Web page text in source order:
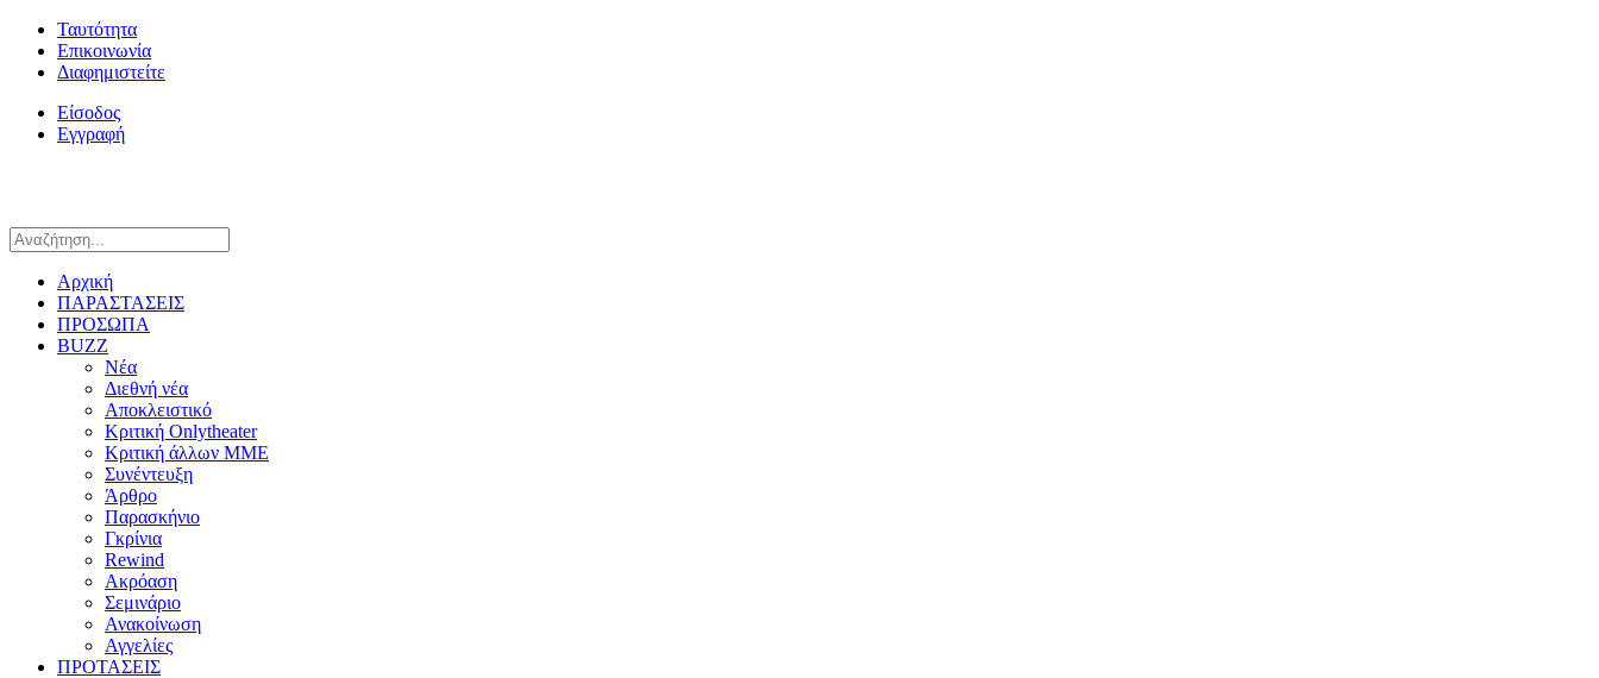
Ταυτότητα
Επικοινωνία
Διαφημιστείτε
Είσοδος
Εγγραφή
Αρχική
ΠΑΡΑΣΤΑΣΕΙΣ
ΠΡΟΣΩΠΑ
BUZZ
Νέα
Διεθνή νέα
Αποκλειστικό
Κριτική Onlytheater
Κριτική άλλων ΜΜΕ
Συνέντευξη
Άρθρο
Παρασκήνιο
Γκρίνια
Rewind
Ακρόαση
Σεμινάριο
Ανακοίνωση
Αγγελίες
ΠΡΟΤΑΣΕΙΣ